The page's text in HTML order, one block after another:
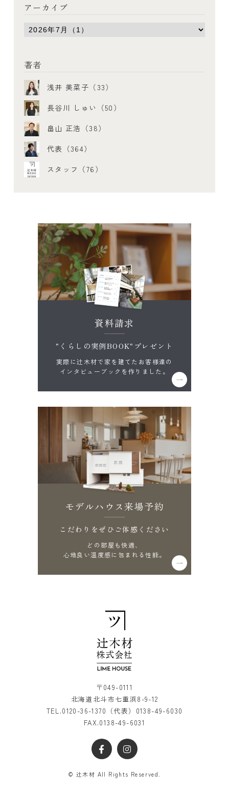
アーカイブ
著者
浅井 美菜子（33）
長谷川 しゅい（50）
畠山 正浩（38）
代表（364）
スタッフ（76）
資料請求
"くらしの実例BOOK"プレゼント
実際に辻木材で家を建てたお客様達の
インタビューブックを作りました。
モデルハウス来場予約
こだわりをぜひご体感ください
どの部屋も快適、
心地良い温度感に包まれる性能。
〒049-0111
北海道北斗市七重浜8-9-12
TEL.0120-36-1370 （代表） 0138-49-6030
FAX.0138-49-6031
© 辻木材 All Rights Reserved.